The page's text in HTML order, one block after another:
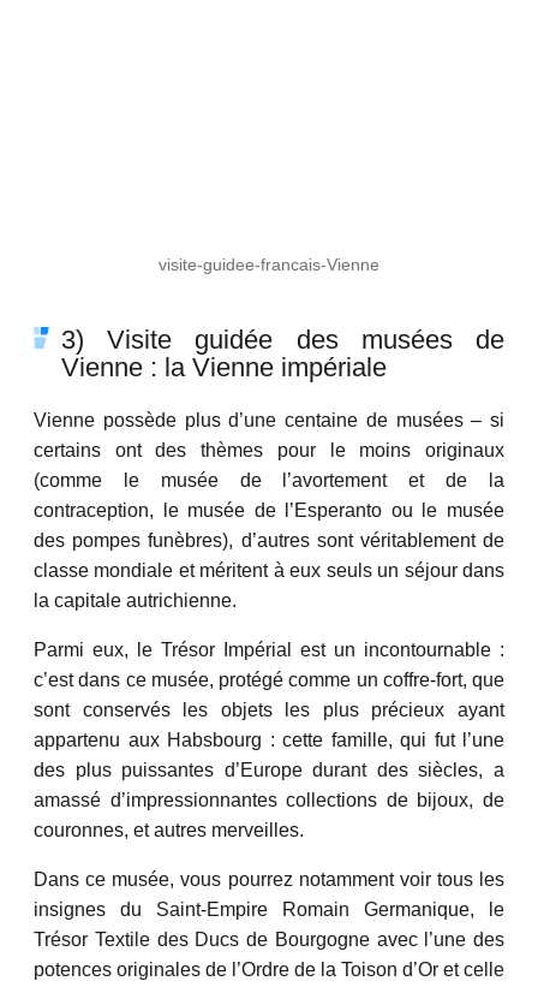
visite-guidee-francais-Vienne
3) Visite guidée des musées de
Vienne : la Vienne impériale
Vienne possède plus d’une centaine de musées – si
certains ont des thèmes pour le moins originaux
(comme le musée de l’avortement et de la
contraception, le musée de l’Esperanto ou le musée
des pompes funèbres), d’autres sont véritablement de
classe mondiale et méritent à eux seuls un séjour dans
la capitale autrichienne.
Parmi eux, le Trésor Impérial est un incontournable :
c’est dans ce musée, protégé comme un coffre-fort, que
sont conservés les objets les plus précieux ayant
appartenu aux Habsbourg : cette famille, qui fut l’une
des plus puissantes d’Europe durant des siècles, a
amassé d’impressionnantes collections de bijoux, de
couronnes, et autres merveilles.
Dans ce musée, vous pourrez notamment voir tous les
insignes du Saint-Empire Romain Germanique, le
Trésor Textile des Ducs de Bourgogne avec l’une des
potences originales de l’Ordre de la Toison d’Or et celle